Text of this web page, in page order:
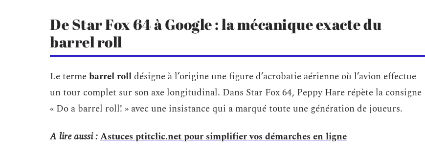
De Star Fox 64 à Google : la mécanique exacte du
barrel roll
Le termebarrel rolldésigne à l’origine une figure d’acrobatie aérienne où l’avion effectue
un tour complet sur son axe longitudinal. Dans Star Fox 64, Peppy Hare répète la consigne
« Do a barrel roll! » avec une insistance qui a marqué toute une génération de joueurs.
A lire aussi :Astuces ptitclic.net pour simplifier vos démarches en ligne